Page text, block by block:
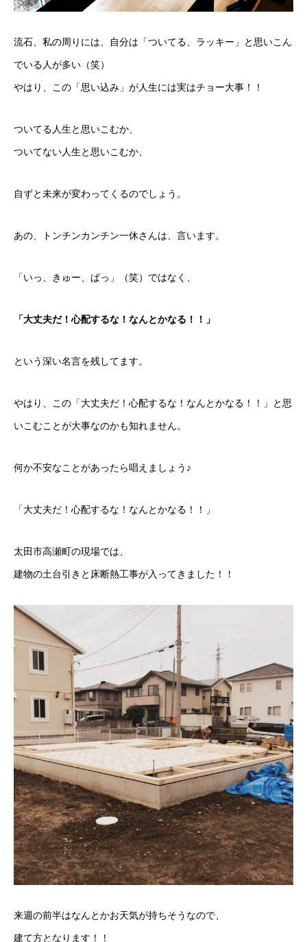
流石、私の周りには、自分は「ついてる、ラッキー」と思いこん
でいる人が多い（笑）
やはり、この「思い込み」が人生には実はチョー大事！！
ついてる人生と思いこむか、
ついてない人生と思いこむか、
自ずと未来が変わってくるのでしょう。
あの、トンチンカンチン一休さんは、言います。
「いっ、きゅー、ぱっ」（笑）ではなく、
「大丈夫だ！心配するな！なんとかなる！！」
という深い名言を残してます。
やはり、この「大丈夫だ！心配するな！なんとかなる！！」と思
いこむことが大事なのかも知れません。
何か不安なことがあったら唱えましょう♪
「大丈夫だ！心配するな！なんとかなる！！」
太田市高瀬町の現場では、
建物の土台引きと床断熱工事が入ってきました！！
来週の前半はなんとかお天気が持ちそうなので、
建て方となります！！